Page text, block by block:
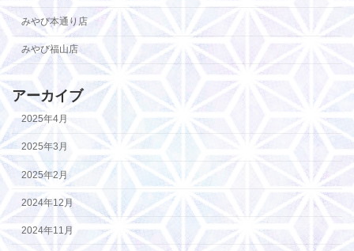
みやび本通り店
みやび福山店
アーカイブ
2025年4月
2025年3月
2025年2月
2024年12月
2024年11月